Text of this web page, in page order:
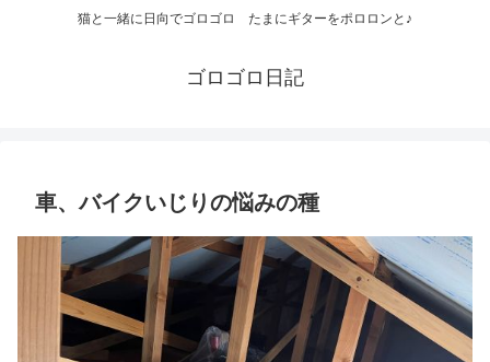
猫と一緒に日向でゴロゴロ たまにギターをポロロンと♪
ゴロゴロ日記
車、バイクいじりの悩みの種